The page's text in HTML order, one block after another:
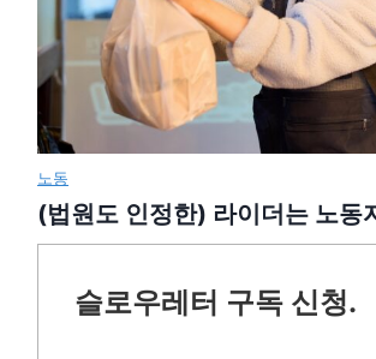
노동
(법원도 인정한) 라이더는 노동
슬로우레터 구독 신청.